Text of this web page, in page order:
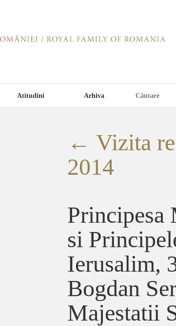
Atitudini Arhiva
← Vizita
2014
Principesa
si
Ierusalim,
Bogdan
Majestatii